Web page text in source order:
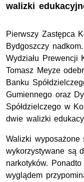
walizki
Pierwszy Zastępca
Bydgoszczy
Wydziału Prewencji
Tomasz Meyze
Banku
Gumiennego oraz
Spółdzielczego w
dwie walizki
Walizki wyposażone
wykorzystywane są
narkotyków.
wyglądem